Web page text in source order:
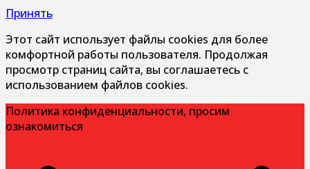
Принять
Этот сайт использует файлы cookies для более
комфортной работы пользователя. Продолжая
просмотр страниц сайта, вы соглашаетесь с
использованием файлов cookies.
Политика конфиденциальности, просим
ознакомиться